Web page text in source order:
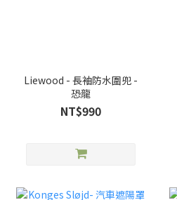
Liewood - 長袖防水圍兜 -
恐龍
NT$990